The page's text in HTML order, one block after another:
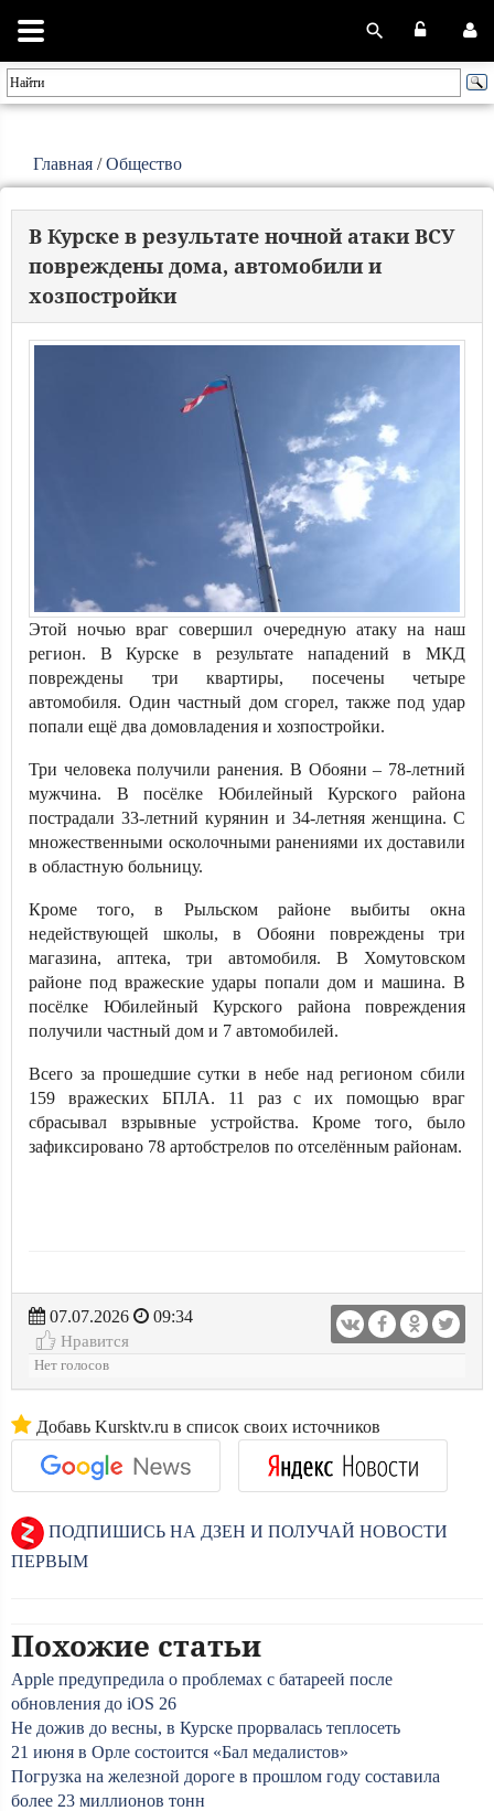
Главная /Общество
В Курске в результате ночной атаки ВСУ
повреждены дома, автомобили и
хозпостройки
Этой ночью враг совершил очередную атаку на наш
регион. В Курске в результате нападений в МКД
повреждены три квартиры, посечены четыре
автомобиля. Один частный дом сгорел, также под удар
попали ещё два домовладения и хозпостройки.
Три человека получили ранения. В Обояни – 78-летний
мужчина. В посёлке Юбилейный Курского района
пострадали 33-летний курянин и 34-летняя женщина. С
множественными осколочными ранениями их доставили
в областную больницу.
Кроме того, в Рыльском районе выбиты окна
недействующей школы, в Обояни повреждены три
магазина, аптека, три автомобиля. В Хомутовском
районе под вражеские удары попали дом и машина. В
посёлке Юбилейный Курского района повреждения
получили частный дом и 7 автомобилей.
Всего за прошедшие сутки в небе над регионом сбили
159 вражеских БПЛА. 11 раз с их помощью враг
сбрасывал взрывные устройства. Кроме того, было
зафиксировано 78 артобстрелов по отселённым районам.
07.07.2026
09:34
Нравится
Нет голосов
Добавь Kursktv.ru в список своих источников
ПОДПИШИСЬ НА ДЗЕН И ПОЛУЧАЙ НОВОСТИ
ПЕРВЫМ
Похожие статьи
Apple предупредила о проблемах с батареей после
обновления до iOS 26
Не дожив до весны, в Курске прорвалась теплосеть
21 июня в Орле состоится «Бал медалистов»
Погрузка на железной дороге в прошлом году составила
более 23 миллионов тонн